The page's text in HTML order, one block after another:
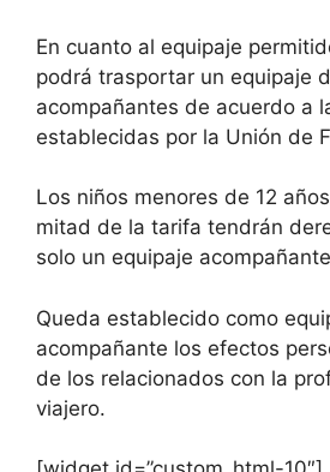
En cuanto al equipaje
podrá trasportar un equipaje
acompañantes de acuerdo a
establecidas por la Unión de
Los niños menores de 12
mitad de la tarifa tendrán
solo un equipaje
Queda establecido como
acompañante los efectos
de los relacionados con la
viajero.